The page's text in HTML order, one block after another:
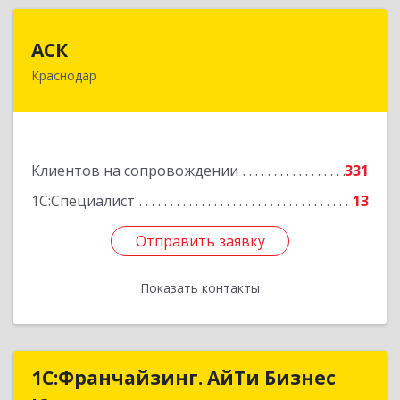
АСК
Краснодар
Клиентов на сопровождении
331
1С:Специалист
13
Отправить заявку
Показать контакты
350900, Краснодарский край, Краснодар г,
Отправить заявку
Назад
1С:Франчайзинг. АйТи Бизнес
1С:Франчайзинг. АйТи Бизнес